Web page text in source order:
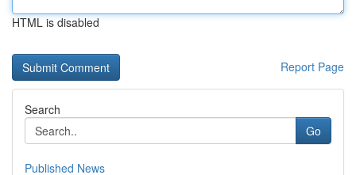
HTML is disabled
Report Page
Search
Go
Published News